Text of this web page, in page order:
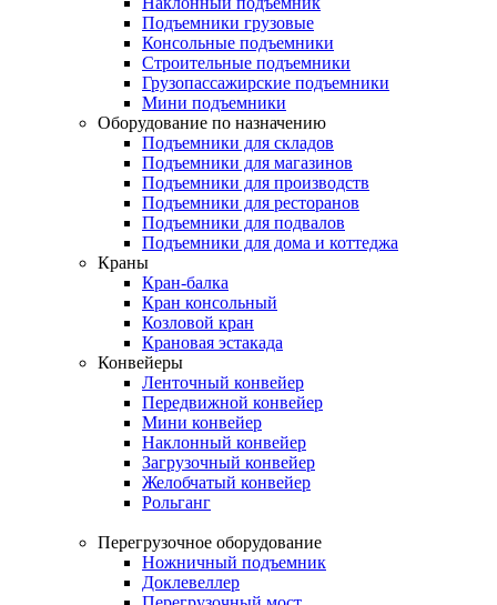
Подъемники грузовые
Консольные подъемники
Строительные подъемники
Грузопассажирские подъемники
Мини подъемники
Оборудование по назначению
Подъемники для складов
Подъемники для магазинов
Подъемники для производств
Подъемники для ресторанов
Подъемники для подвалов
Подъемники для дома и коттеджа
Краны
Кран-балка
Кран консольный
Козловой кран
Крановая эстакада
Конвейеры
Ленточный конвейер
Передвижной конвейер
Мини конвейер
Наклонный конвейер
Загрузочный конвейер
Желобчатый конвейер
Рольганг
Перегрузочное оборудование
Ножничный подъемник
Доклевеллер